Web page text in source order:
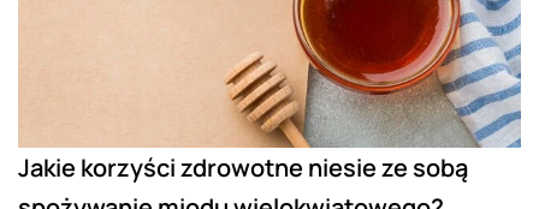
Jakie korzyści zdrowotne niesie ze sobą